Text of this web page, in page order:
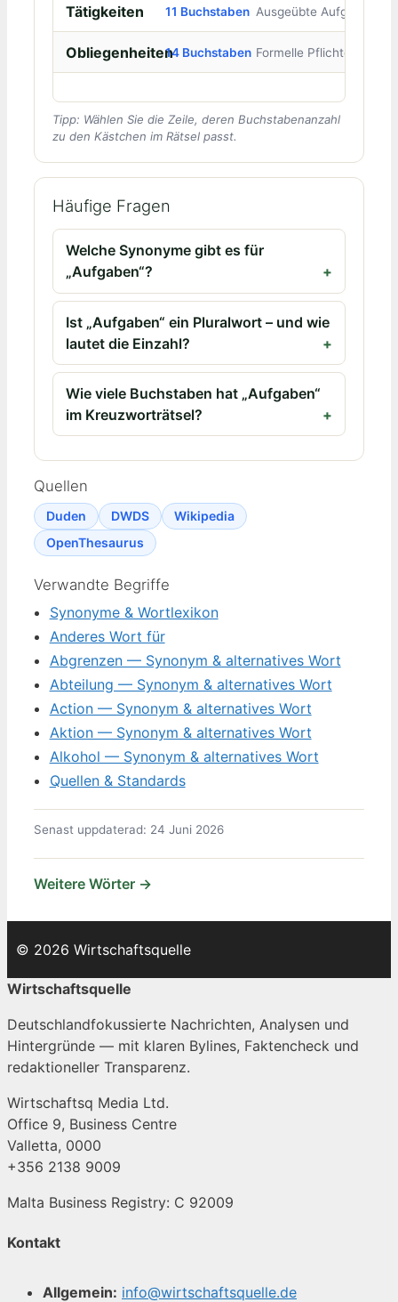
Tätigkeiten 11 Buchstaben Ausgeübte Aufgaben
Obliegenheiten14 Buchstaben Formelle Pflichten
Tipp: Wählen Sie die Zeile, deren Buchstabenanzahl
zu den Kästchen im Rätsel passt.
Häufige Fragen
Welche Synonyme gibt es für
„Aufgaben“?
Ist „Aufgaben“ ein Pluralwort – und wie
lautet die Einzahl?
Wie viele Buchstaben hat „Aufgaben“
im Kreuzworträtsel?
Quellen
Duden DWDS
Wikipedia
OpenThesaurus
Verwandte Begriffe
Synonyme & Wortlexikon
Anderes Wort für
Abgrenzen — Synonym & alternatives Wort
Abteilung — Synonym & alternatives Wort
Action — Synonym & alternatives Wort
Aktion — Synonym & alternatives Wort
Alkohol — Synonym & alternatives Wort
Quellen & Standards
Senast uppdaterad: 24 Juni 2026
Weitere Wörter →
© 2026 Wirtschaftsquelle
Wirtschaftsquelle
Deutschlandfokussierte Nachrichten, Analysen und
Hintergründe — mit klaren Bylines, Faktencheck und
redaktioneller Transparenz.
Wirtschaftsq Media Ltd.
Office 9, Business Centre
Valletta, 0000
+356 2138 9009
Malta Business Registry: C 92009
Kontakt
Allgemein: info@wirtschaftsquelle.de